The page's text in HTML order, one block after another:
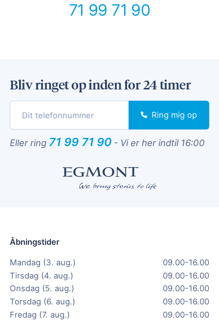
71 99 71 90
Bliv ringet op inden for 24 timer
Ring mig op
Eller ring 71 99 71 90 - Vi er her indtil 16:00
Åbningstider
Mandag (3. aug.)
09.00-16.00
Tirsdag (4. aug.)
09.00-16.00
Onsdag (5. aug.)
09.00-16.00
Torsdag (6. aug.)
09.00-16.00
Fredag (7. aug.)
09.00-16.00